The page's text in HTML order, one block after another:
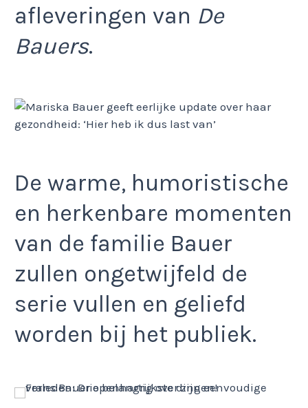
afleveringen van De
Bauers.
De warme, humoristische
en herkenbare momenten
van de familie Bauer
zullen ongetwijfeld de
serie vullen en geliefd
worden bij het publiek.